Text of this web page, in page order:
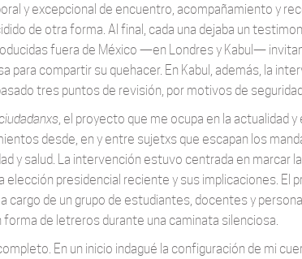
y excepcional de encuentro, acompañamiento y
de otra forma. Al final, cada una dejaba un
fuera de México —en Londres y Kabul—
compartir su quehacer. En Kabul, además, la
tres puntos de revisión, por motivos de seguridad.
, el proyecto que me ocupa en la actualidad y
desde, en y entre sujetxs que escapan los
y salud. La intervención estuvo centrada en marcar
elección presidencial reciente y sus implicaciones. El
de un grupo de estudiantes, docentes y
de letreros durante una caminata silenciosa.
En un inicio indagué la configuración de mi